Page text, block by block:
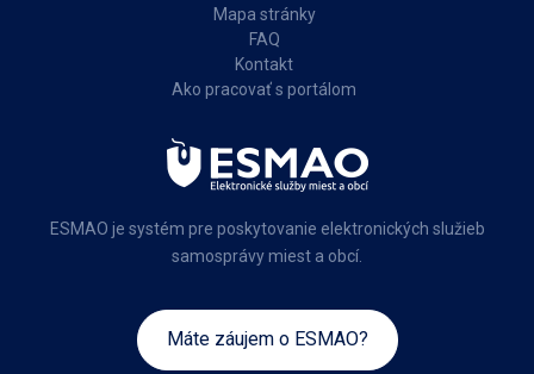
Mapa stránky
FAQ
Kontakt
Ako pracovať s portálom
ESMAO je systém pre poskytovanie elektronických služieb
samosprávy miest a obcí.
Máte záujem o ESMAO?